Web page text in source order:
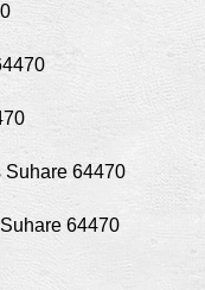
Suhare 64470
64470